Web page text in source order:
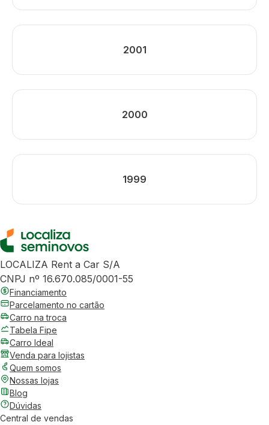
2001
2000
1999
LOCALIZA Rent a Car S/A
CNPJ nº 16.670.085/0001-55
Financiamento
Parcelamento no cartão
Carro na troca
Tabela Fipe
Carro Ideal
Venda para lojistas
Quem somos
Nossas lojas
Blog
Dúvidas
Central de vendas